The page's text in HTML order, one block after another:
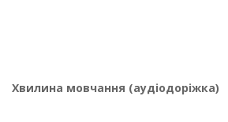
Хвилина мовчання (аудіодоріжка)